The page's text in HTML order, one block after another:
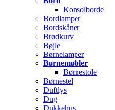
Konsolborde
Bordlamper
Bordskåner
Brødkurv
Bøjle
Børnelamper
Børnemøbler
Børnestole
Børnestel
Duftlys
Dug
Dukkehus